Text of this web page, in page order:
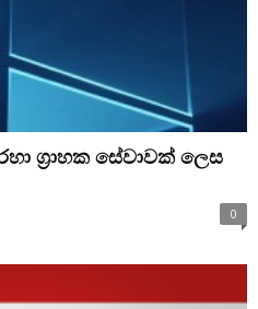
ග්‍රාහක සේවාවක් ලෙස
0